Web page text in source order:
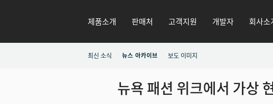
제품소개 판매처 고객지원 개발자 회사소
최신 소식 뉴스 아카이브 보도 이미지
뉴욕 패션 위크에서 가상